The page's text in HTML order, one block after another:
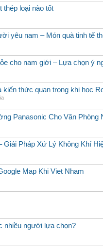
thép loại nào tốt
yêu nam – Món quà tinh tế
cho nam giới – Lựa chọn ý
kiến thức quan trọng khi học
Panasonic Cho Văn Phòng
Giải Pháp Xử Lý Không Khí
Map Khi Viet Nham
nhiều người lựa chọn?